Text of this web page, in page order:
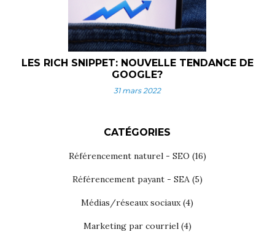
LES RICH SNIPPET: NOUVELLE TENDANCE DE
GOOGLE?
31 mars 2022
CATÉGORIES
Référencement naturel - SEO (16)
Référencement payant - SEA (5)
Médias/réseaux sociaux(4)
Marketing par courriel (4)